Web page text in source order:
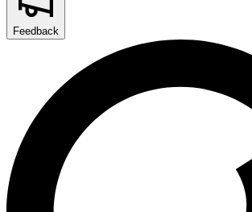
Feedback